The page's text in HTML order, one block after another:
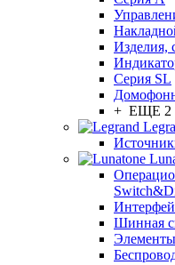
Изделия,
Серия SL
+ ЕЩЕ 2
Шинная